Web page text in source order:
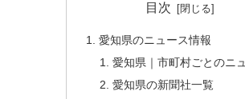
目次
愛知県のニュース情報
愛知県｜市町村ごとのニ
愛知県の新聞社一覧